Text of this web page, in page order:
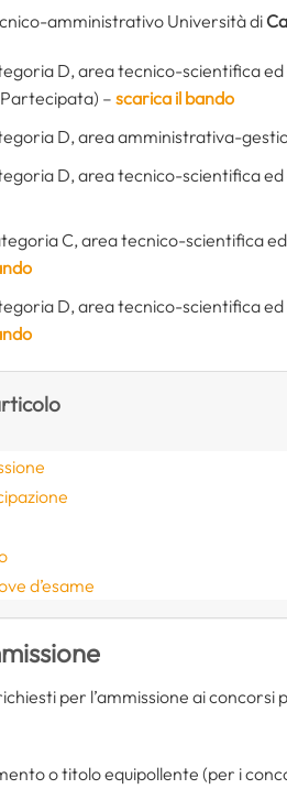
amministrativo Università di
D, area tecnico-scientifica
– scarica il bando
D, area amministrativa-
D, area tecnico-scientifica
C, area tecnico-scientifica
D, area tecnico-scientifica
d’esame
per l’ammissione ai concorsi
o titolo equipollente (per i